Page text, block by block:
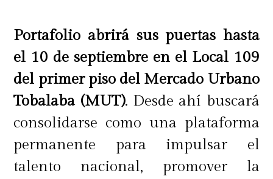
Portafolio abrirá sus puertas hasta
el 10 de septiembre en el Local 109
del primer piso del Mercado Urbano
Tobalaba (MUT). Desde ahí buscará
consolidarse como una plataforma
permanente para impulsar el
talento nacional, promover la